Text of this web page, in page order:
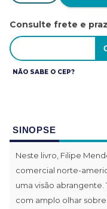
Consulte frete e
NÃO SABE O CEP?
SINOPSE
Neste livro, Filipe
comer­cial norte-
uma visão abrangente.
com amplo olhar